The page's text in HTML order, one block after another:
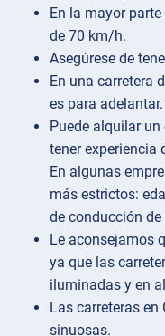
En la mayor
de 70 km/h.
Asegúrese de
En una carretera
es para adelantar.
Puede alquilar
tener experiencia
En algunas
más estrictos:
de conducción
Le aconsejamos
ya que las
iluminadas y en
Las carreteras en
sinuosas.